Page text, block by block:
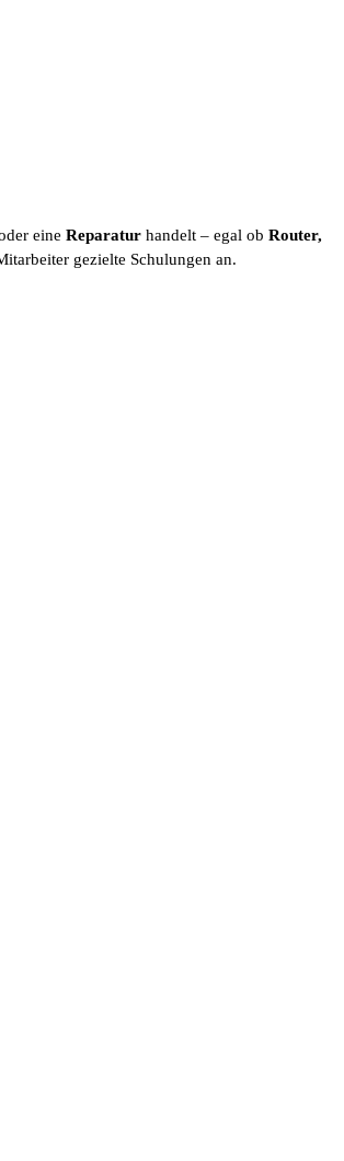
eine Reparatur handelt – egal ob Router,
gezielte Schulungen an.